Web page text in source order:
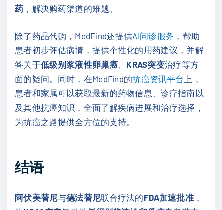
药 ，解决购药渠道的难题。
除了药品代购，MedFind还提供AI问诊服务 ，帮助
患者初步评估病情，提供个性化的用药建议，并解
答关于低级别浆液性卵巢癌、 KRAS突变治疗等方
面的疑问。同时，在MedFind的抗癌资讯平台 上，
患者和家属可以获取最新的药物信息、诊疗指南以
及其他抗癌知识，全面了解疾病进展和治疗选择，
为抗癌之路提供全方位的支持。
结语
阿伏美替尼与德法替尼联合疗法的FDA加速批准 ，